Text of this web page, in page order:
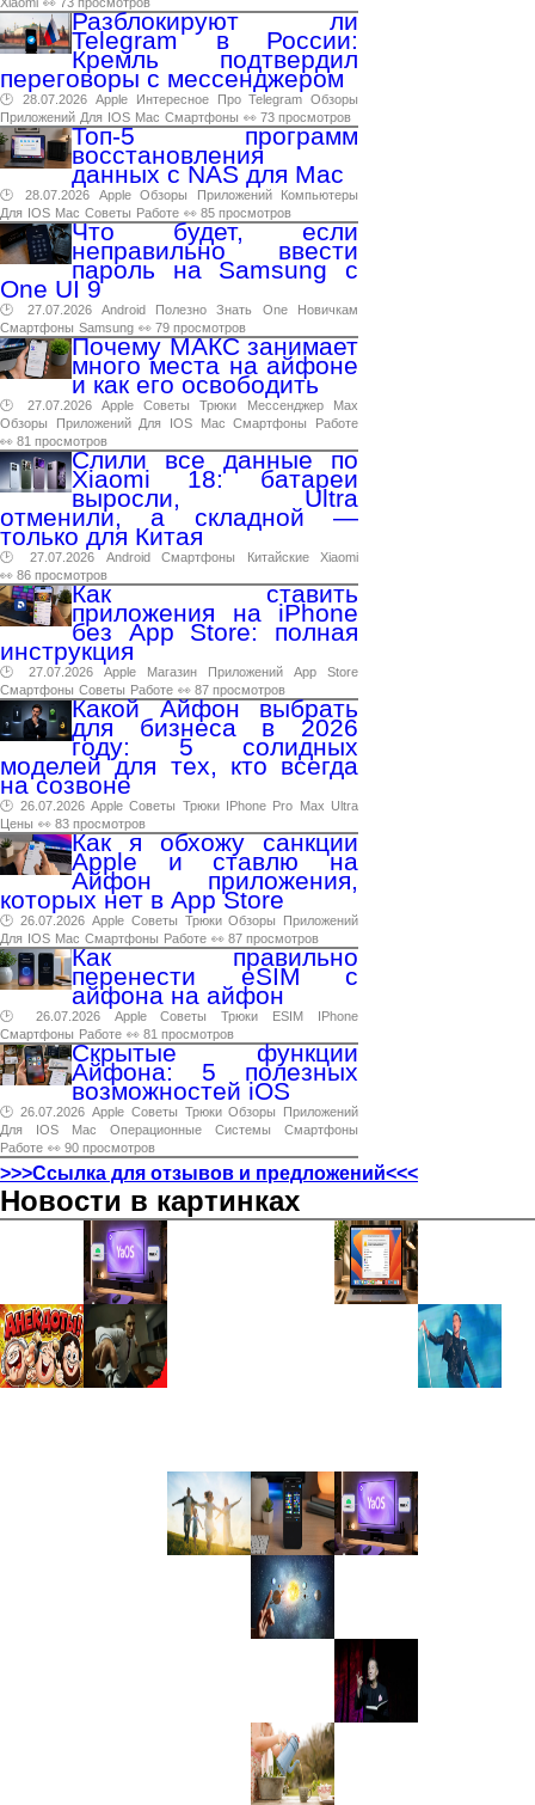
Разблокируют ли
Telegram в России:
Кремль подтвердил
переговоры с мессенджером
🕑 28.07.2026 Apple Интересное Про Telegram Обзоры
Приложений Для IOS Mac Смартфоны 👀 73 просмотров
Топ-5 программ
восстановления
данных с NAS для Mac
🕑 28.07.2026 Apple Обзоры Приложений
Компьютеры
Для IOS Mac Советы Работе 👀 85 просмотров
Что будет, если
неправильно ввести
пароль на Samsung с
One UI 9
🕑 27.07.2026 Android Полезно Знать One
Новичкам
Смартфоны Samsung 👀 79 просмотров
Почему МАКС занимает
много места на айфоне
и как его освободить
🕑 27.07.2026 Apple Советы Трюки Мессенджер
Max
Обзоры
Приложений Для IOS Mac Смартфоны
Работе
👀 81 просмотров
Слили все данные по
Xiaomi 18: батареи
выросли, Ultra
отменили, а складной —
только для Китая
🕑 27.07.2026 Android Смартфоны Китайские
Xiaomi
👀 86 просмотров
Как ставить
приложения на iPhone
без App Store: полная
инструкция
🕑 27.07.2026 Apple Магазин Приложений App
Store
Смартфоны Советы Работе 👀 87 просмотров
Какой Айфон выбрать
для бизнеса в 2026
году: 5 солидных
моделей для тех, кто всегда
на созвоне
🕑 26.07.2026 Apple Советы Трюки IPhone Pro Max Ultra
Цены 👀 83 просмотров
Как я обхожу санкции
Apple и ставлю на
Айфон приложения,
которых нет в App Store
🕑 26.07.2026 Apple Советы Трюки Обзоры
Приложений
Для IOS Mac Смартфоны Работе 👀 87 просмотров
Как правильно
перенести eSIM с
айфона на айфон
🕑 26.07.2026 Apple Советы Трюки ESIM
IPhone
Смартфоны Работе 👀 81 просмотров
Скрытые функции
Айфона: 5 полезных
возможностей iOS
🕑 26.07.2026 Apple Советы Трюки Обзоры
Приложений
Для
IOS Mac Операционные Системы
Смартфоны
Работе 👀 90 просмотров
>>>Ссылка для отзывов и предложений<<<
Новости в картинках